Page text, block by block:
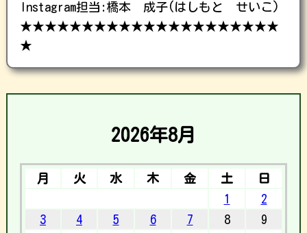
Instagram担当:橋本 成子(はしもと せいこ)
★★★★★★★★★★★★★★★★★★★★★
★
2026年8月
月 火 水 木 金 土
日
1
2
3
4 5 6 7 8
9